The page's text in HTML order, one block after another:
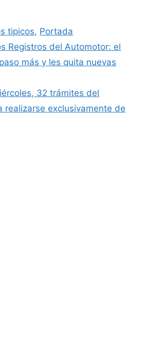
tipicos, Portada
Registros del Automotor: el
más y les quita nuevas
32 trámites del
realizarse exclusivamente de